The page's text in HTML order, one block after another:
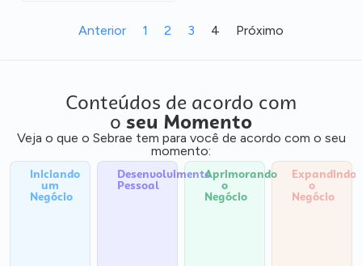
Anterior 1 2 3 4 Próximo
Conteúdos de acordo com
o seu Momento
Veja o que o Sebrae tem para você de acordo com o seu
momento:
Iniciando
um
Negócio
Desenvolvimento
Pessoal
Aprimorando
o
Negócio
Expandindo
o
Negócio